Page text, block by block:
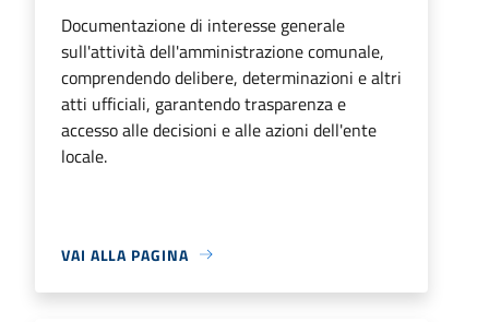
Documentazione di interesse generale
sull'attività dell'amministrazione comunale,
comprendendo delibere, determinazioni e altri
atti ufficiali, garantendo trasparenza e
accesso alle decisioni e alle azioni dell'ente
locale.
VAI ALLA PAGINA